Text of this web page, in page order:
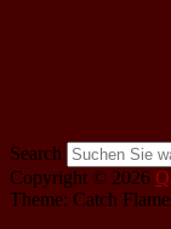
Search
Copyright © 2026
Theme: Catch